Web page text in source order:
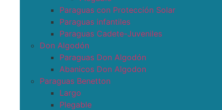
Paraguas con Protección Solar
Paraguas infantiles
Paraguas Cadete-Juveniles
Don Algodón
Paraguas Don Algodón
Abanicos Don Algodon
Paraguas Benetton
Largo
Plegable